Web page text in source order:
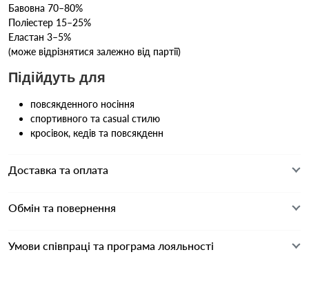
Бавовна 70–80%
Поліестер 15–25%
Еластан 3–5%
(може відрізнятися залежно від партії)
Підійдуть для
повсякденного носіння
спортивного та casual стилю
кросівок, кедів та повсякденн
Доставка та оплата
Обмін та повернення
Умови співпраці та програма лояльності